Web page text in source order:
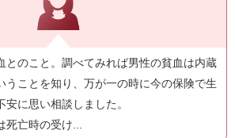
とのこと。調べてみれば男性の貧血は内蔵
うことを知り、万が一の時に今の保険で生
に思い相談しました。
亡時の受け...